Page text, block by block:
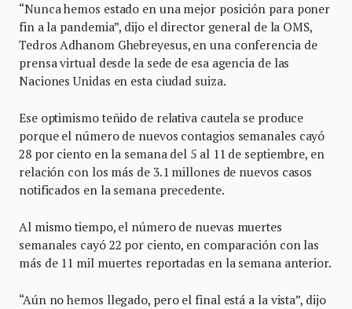
“Nunca hemos estado en una mejor posición para poner
fin a la pandemia”, dijo el director general de la OMS,
Tedros Adhanom Ghebreyesus, en una conferencia de
prensa virtual desde la sede de esa agencia de las
Naciones Unidas en esta ciudad suiza.
Ese optimismo teñido de relativa cautela se produce
porque el número de nuevos contagios semanales cayó
28 por ciento en la semana del 5 al 11 de septiembre, en
relación con los más de 3.1 millones de nuevos casos
notificados en la semana precedente.
Al mismo tiempo, el número de nuevas muertes
semanales cayó 22 por ciento, en comparación con las
más de 11 mil muertes reportadas en la semana anterior.
“Aún no hemos llegado, pero el final está a la vista”, dijo